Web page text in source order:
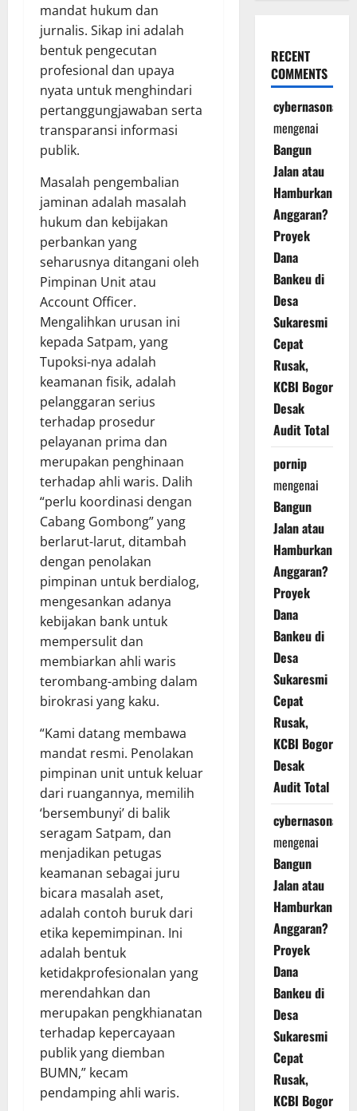
mandat hukum dan
jurnalis. Sikap ini adalah
bentuk pengecutan
profesional dan upaya
nyata untuk menghindari
pertanggungjawaban serta
transparansi informasi
publik.
Masalah pengembalian
jaminan adalah masalah
hukum dan kebijakan
perbankan yang
seharusnya ditangani oleh
Pimpinan Unit atau
Account Officer.
Mengalihkan urusan ini
kepada Satpam, yang
Tupoksi-nya adalah
keamanan fisik, adalah
pelanggaran serius
terhadap prosedur
pelayanan prima dan
merupakan penghinaan
terhadap ahli waris. Dalih
“perlu koordinasi dengan
Cabang Gombong” yang
berlarut-larut, ditambah
dengan penolakan
pimpinan untuk berdialog,
mengesankan adanya
kebijakan bank untuk
mempersulit dan
membiarkan ahli waris
terombang-ambing dalam
birokrasi yang kaku.
“Kami datang membawa
mandat resmi. Penolakan
pimpinan unit untuk keluar
dari ruangannya, memilih
‘bersembunyi’ di balik
seragam Satpam, dan
menjadikan petugas
keamanan sebagai juru
bicara masalah aset,
adalah contoh buruk dari
etika kepemimpinan. Ini
adalah bentuk
ketidakprofesionalan yang
merendahkan dan
merupakan pengkhianatan
terhadap kepercayaan
publik yang diemban
BUMN,” kecam
pendamping ahli waris.
RECENT
COMMENTS
cybernasonal
mengenai
Bangun
Jalan atau
Hamburkan
Anggaran?
Proyek
Dana
Bankeu di
Desa
Sukaresmi
Cepat
Rusak,
KCBI Bogor
Desak
Audit Total
pornip
mengenai
Bangun
Jalan atau
Hamburkan
Anggaran?
Proyek
Dana
Bankeu di
Desa
Sukaresmi
Cepat
Rusak,
KCBI Bogor
Desak
Audit Total
cybernasonal
mengenai
Bangun
Jalan atau
Hamburkan
Anggaran?
Proyek
Dana
Bankeu di
Desa
Sukaresmi
Cepat
Rusak,
KCBI Bogor